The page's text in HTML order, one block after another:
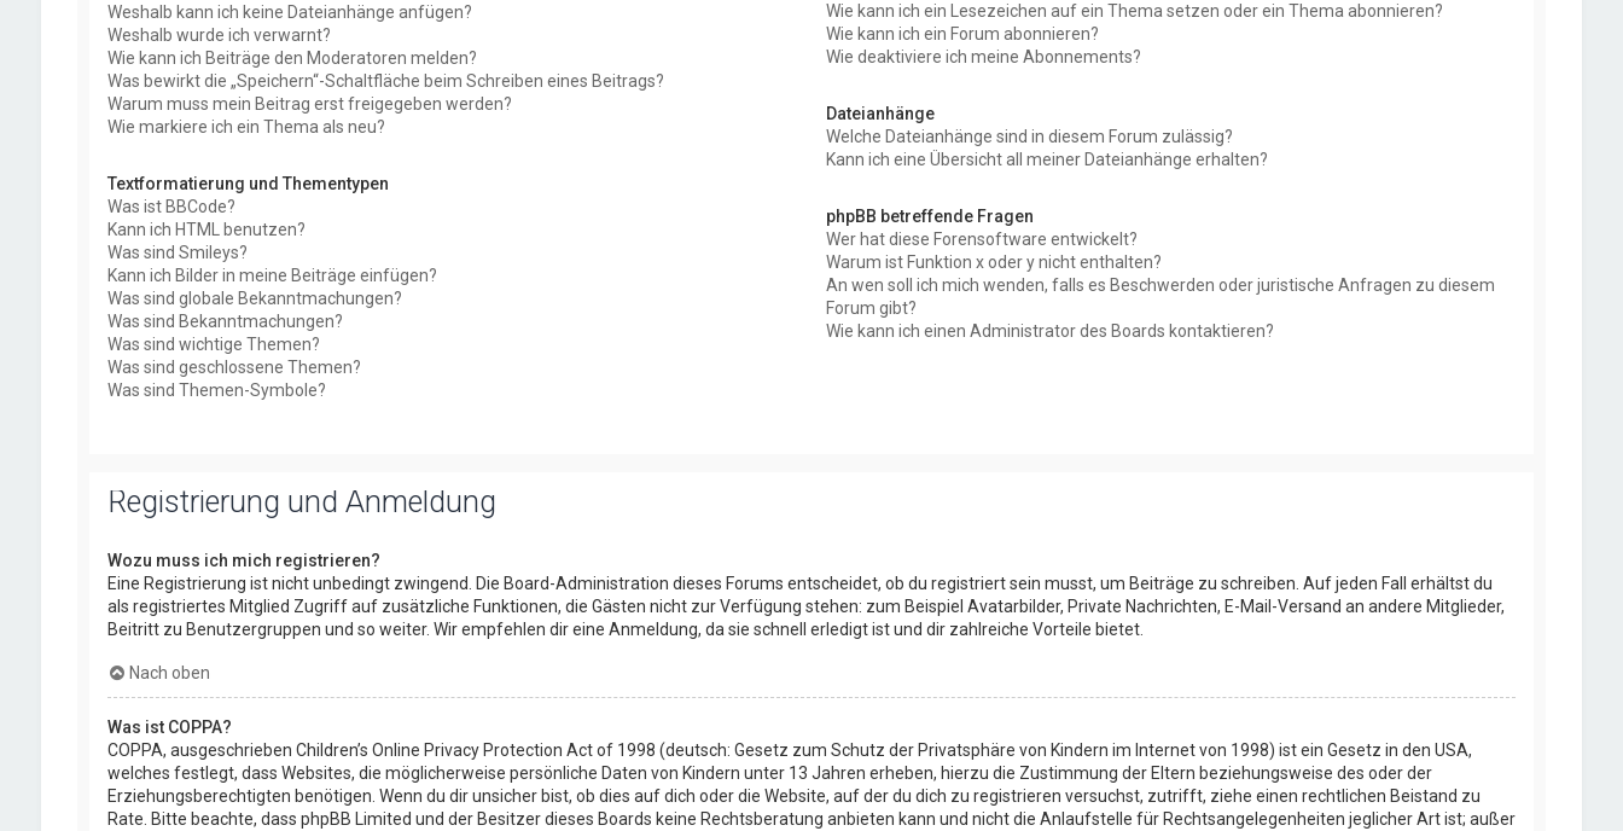
Weshalb kann ich keine Dateianhänge anfügen?
Weshalb wurde ich verwarnt?
Wie kann ich Beiträge den Moderatoren melden?
Was bewirkt die „Speichern“-Schaltfläche beim Schreiben eines Beitrags?
Warum muss mein Beitrag erst freigegeben werden?
Wie markiere ich ein Thema als neu?
Textformatierung und Thementypen
Was ist BBCode?
Kann ich HTML benutzen?
Was sind Smileys?
Kann ich Bilder in meine Beiträge einfügen?
Was sind globale Bekanntmachungen?
Was sind Bekanntmachungen?
Was sind wichtige Themen?
Was sind geschlossene Themen?
Was sind Themen-Symbole?
Wie kann ich ein Lesezeichen auf ein Thema setzen oder ein Thema abonnieren?
Wie kann ich ein Forum abonnieren?
Wie deaktiviere ich meine Abonnements?
Dateianhänge
Welche Dateianhänge sind in diesem Forum zulässig?
Kann ich eine Übersicht all meiner Dateianhänge erhalten?
phpBB betreffende Fragen
Wer hat diese Forensoftware entwickelt?
Warum ist Funktion x oder y nicht enthalten?
An wen soll ich mich wenden, falls es Beschwerden oder juristische Anfragen zu diesem
Forum gibt?
Wie kann ich einen Administrator des Boards kontaktieren?
Registrierung und Anmeldung
Wozu muss ich mich registrieren?
Eine Registrierung ist nicht unbedingt zwingend. Die Board-Administration dieses Forums entscheidet, ob du registriert sein musst, um Beiträge zu schreiben. Auf jeden Fall erhältst du
als registriertes Mitglied Zugriff auf zusätzliche Funktionen, die Gästen nicht zur Verfügung stehen: zum Beispiel Avatarbilder, Private Nachrichten, E-Mail-Versand an andere Mitglieder,
Beitritt zu Benutzergruppen und so weiter. Wir empfehlen dir eine Anmeldung, da sie schnell erledigt ist und dir zahlreiche Vorteile bietet.
Nach oben
Was ist COPPA?
COPPA, ausgeschrieben Children’s Online Privacy Protection Act of 1998 (deutsch: Gesetz zum Schutz der Privatsphäre von Kindern im Internet von 1998) ist ein Gesetz in den USA,
welches festlegt, dass Websites, die möglicherweise persönliche Daten von Kindern unter 13 Jahren erheben, hierzu die Zustimmung der Eltern beziehungsweise des oder der
Erziehungsberechtigten benötigen. Wenn du dir unsicher bist, ob dies auf dich oder die Website, auf der du dich zu registrieren versuchst, zutrifft, ziehe einen rechtlichen Beistand zu
Rate. Bitte beachte, dass phpBB Limited und der Besitzer dieses Boards keine Rechtsberatung anbieten kann und nicht die Anlaufstelle für Rechtsangelegenheiten jeglicher Art ist; außer